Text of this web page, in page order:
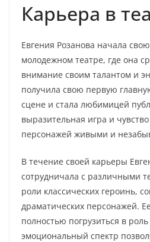
Карьера в
Евгения Розанова начала
молодежном театре, где она
внимание своим талантом и
получила свою первую
сцене и стала любимицей
выразительная игра и
персонажей живыми и
В течение своей карьеры
сотрудничала с различными
роли классических героинь,
драматических персонажей.
полностью погрузиться в
эмоциональный спектр